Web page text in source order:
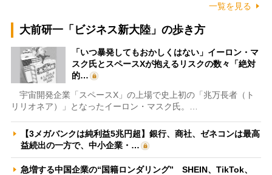
一覧を見る
大前研一「ビジネス新大陸」の歩き方
「いつ暴発してもおかしくはない」イーロン・マ
スク氏とスペースXが抱えるリスクの数々「絶対
的…
宇宙開発企業「スペースX」の上場で史上初の「兆万長者（ト
リリオネア）」となったイーロン・マスク氏。…
【3メガバンクは純利益5兆円超】銀行、商社、ゼネコンは最高
益続出の一方で、中小企業・…
急増する中国企業の“国籍ロンダリング” SHEIN、TikTok、